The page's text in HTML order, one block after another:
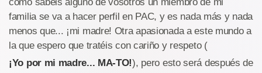
familia se va a hacer perfil en PAC, y es nada más y nada
menos que... ¡mi madre! Otra apasionada a este mundo a
la que espero que tratéis con cariño y respeto (
¡Yo por mi madre... MA-TO!), pero esto será después de